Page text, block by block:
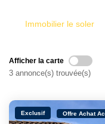
Immobilier le soler
Afficher la carte
3 annonce(s) trouvée(s)
Exclusif Offre Achat